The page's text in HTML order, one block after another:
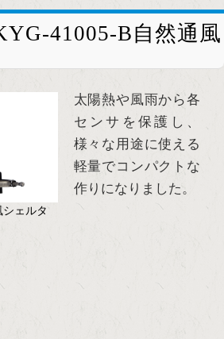
41005-B自然通風
シェルタ
太陽熱や風雨から各
センサを保護し、
様々な用途に使える
軽量でコンパクトな
作りになりました。